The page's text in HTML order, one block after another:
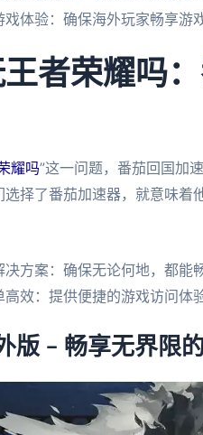
戏体验：确保海外玩家畅享游
王者荣耀吗
耀吗”这一问题，番茄回国加
选择了番茄加速器，就意味
决方案：确保无论何地，都能
高效：提供便捷的游戏访问体
版 – 畅享无界限